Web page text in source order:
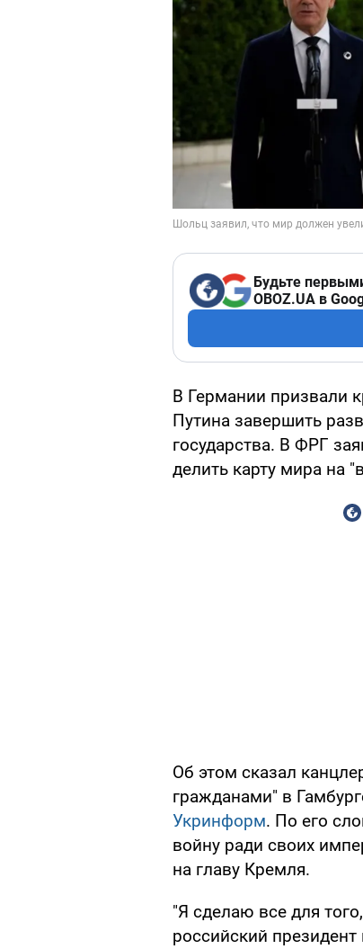
Будьте
OBOZ.UA в
В Германии призвали
Путина завершить
государства. В ФРГ
делить карту мира на
Об этом сказал
гражданами" в
Укринформ. По его
войну ради своих
на главу Кремля.
"Я сделаю все для
российский